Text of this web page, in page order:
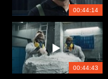
00:44:14
00:44:43